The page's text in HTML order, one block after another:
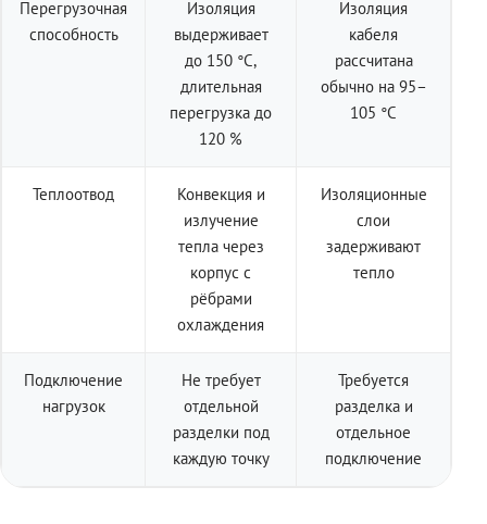
Перегрузочная
способность
Изоляция
выдерживает
до 150 °C,
длительная
перегрузка до
120 %
Изоляция
кабеля
рассчитана
обычно на 95–
105 °C
Теплоотвод
Конвекция и
излучение
тепла через
корпус с
рёбрами
охлаждения
Изоляционные
слои
задерживают
тепло
Подключение
нагрузок
Не требует
отдельной
разделки под
каждую точку
Требуется
разделка и
отдельное
подключение